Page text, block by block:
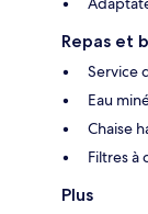
Repas et
Service
Eau
Chaise
Filtres à
Plus